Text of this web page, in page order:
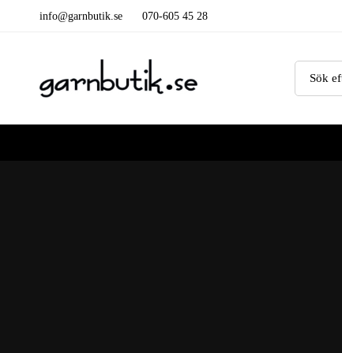
info@garnbutik.se 070-605 45 28